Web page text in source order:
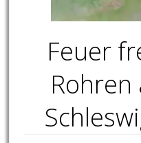
Feuer